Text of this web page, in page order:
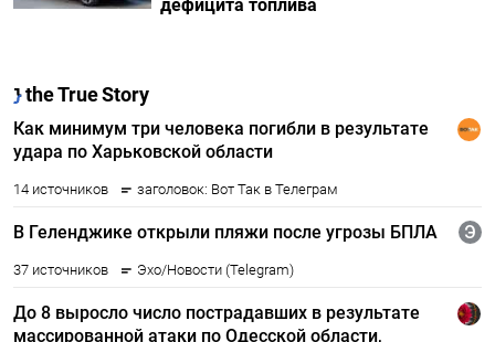
дефицита топлива